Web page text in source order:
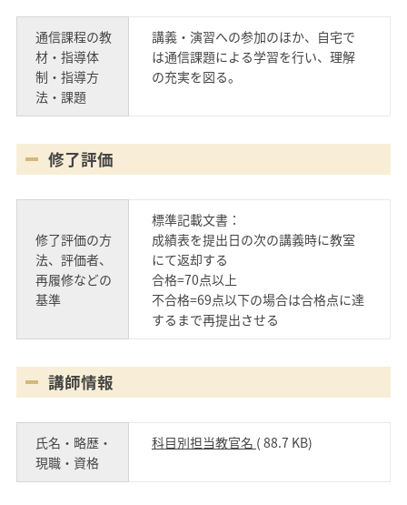
通信課程の教
材・指導体
制・指導方
法・課題
講義・演習への参加のほか、自宅で
は通信課題による学習を行い、理解
の充実を図る。
修了評価
修了評価の方
法、評価者、
再履修などの
基準
標準記載文書：
成績表を提出日の次の講義時に教室
にて返却する
合格=70点以上
不合格=69点以下の場合は合格点に達
するまで再提出させる
講師情報
氏名・略歴・
現職・資格
科目別担当教官名 ( 88.7 KB)